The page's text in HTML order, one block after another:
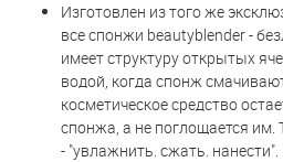
Изготовлен из того же
все спонжи beautyblender -
имеет структуру открытых
водой, когда спонж
косметическое средство
спонжа, а не поглощается им.
- "увлажнить. сжать. нанести".